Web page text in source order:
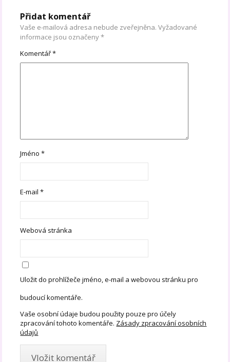
Přidat komentář
Vaše e-mailová adresa nebude zveřejněna. Vyžadované
informace jsou označeny*
Komentář*
Jméno*
E-mail*
Webová stránka
Uložit do prohlížeče jméno, e-mail a webovou stránku pro
budoucí komentáře.
Vaše osobní údaje budou použity pouze pro účely
zpracování tohoto komentáře. Zásady zpracování osobních
údajů